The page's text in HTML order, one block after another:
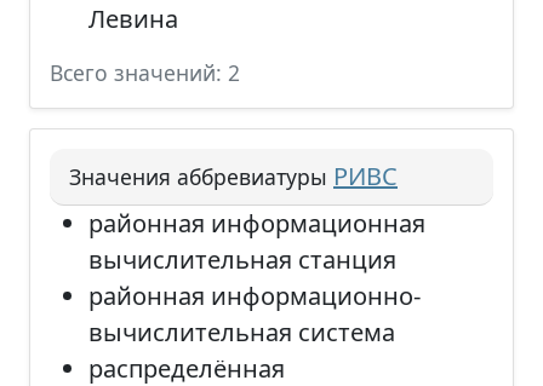
Левина
Всего значений: 2
Значения аббревиатуры РИВС
районная информационная
вычислительная станция
районная информационно-
вычислительная система
распределённая